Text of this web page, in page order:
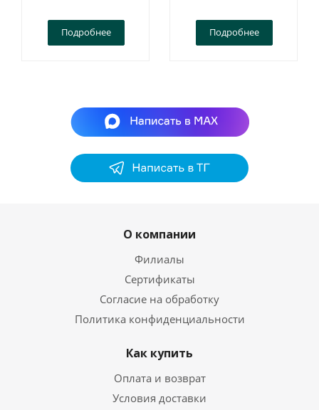
Подробнее Подробнее
О компании
Филиалы
Сертификаты
Согласие на обработку
Политика конфиденциальности
Как купить
Оплата и возврат
Условия доставки